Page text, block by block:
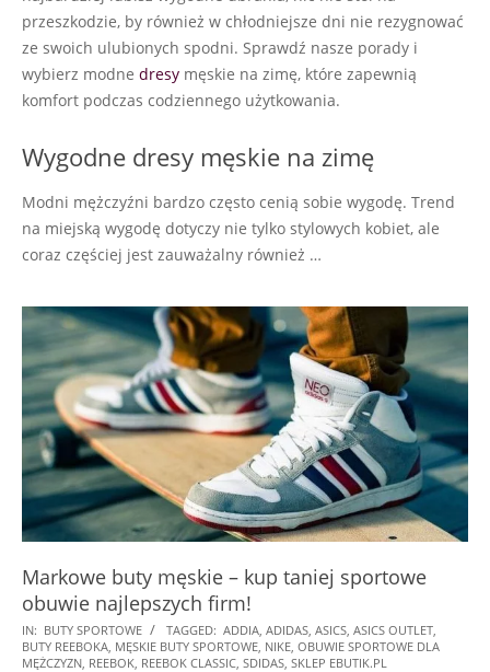
przeszkodzie, by również w chłodniejsze dni nie rezygnować
ze swoich ulubionych spodni. Sprawdź nasze porady i
wybierz modne dresy męskie na zimę, które zapewnią
komfort podczas codziennego użytkowania.
Wygodne dresy męskie na zimę
Modni mężczyźni bardzo często cenią sobie wygodę. Trend
na miejską wygodę dotyczy nie tylko stylowych kobiet, ale
coraz częściej jest zauważalny również …
Markowe buty męskie – kup taniej sportowe
obuwie najlepszych firm!
2024-
11-
IN: BUTY SPORTOWE TAGGED: ADDIA ADIDAS ASICS ASICS OUTLET
BUTY REEBOKA MĘSKIE BUTY SPORTOWE NIKE OBUWIE SPORTOWE DLA
MĘŻCZYZN REEBOK REEBOK CLASSIC SDIDAS SKLEP EBUTIK.PL